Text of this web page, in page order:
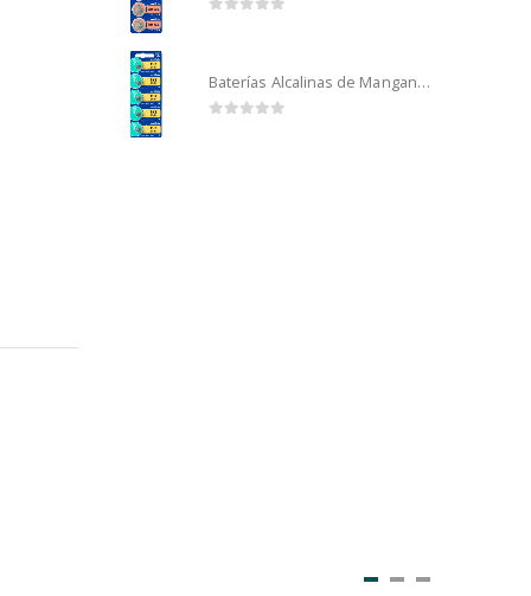
Baterías Alcalinas de Manganeso Murata 192 (5u)